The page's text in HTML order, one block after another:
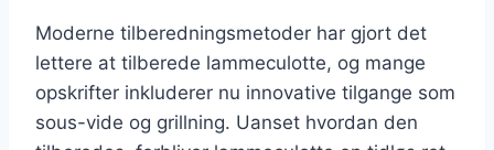
Moderne tilberedningsmetoder har gjort det
lettere at tilberede lammeculotte, og mange
opskrifter inkluderer nu innovative tilgange som
sous-vide og grillning. Uanset hvordan den